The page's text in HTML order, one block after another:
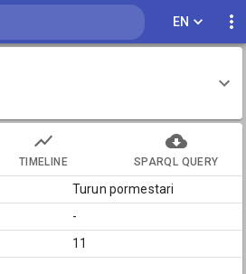
EN
TIMELINE SPARQL QUERY
Turun pormestari
-
11